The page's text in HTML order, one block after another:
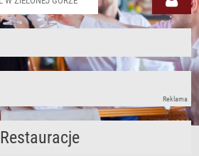
Reklama
Restauracje